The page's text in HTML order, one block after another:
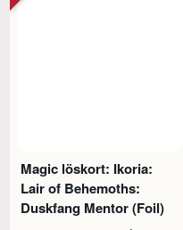
Magic löskort: Ikoria:
Lair of Behemoths:
Duskfang Mentor (Foil)